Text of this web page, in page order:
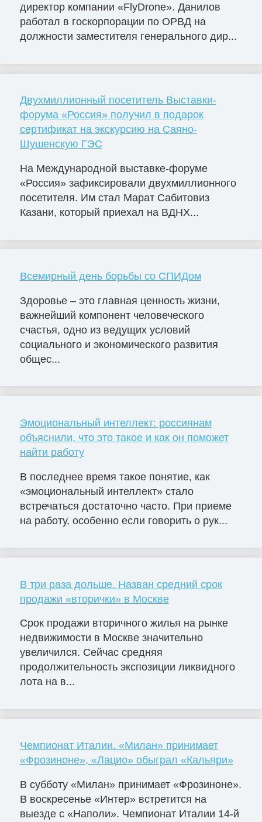
директор компании «FlyDrone». Данилов
работал в госкорпорации по ОРВД на
должности заместителя генерального дир...
Двухмиллионный посетитель Выставки-
форума «Россия» получил в подарок
сертификат на экскурсию на Саяно-
Шушенскую ГЭС
На Международной выставке-форуме
«Россия» зафиксировали двухмиллионного
посетителя. Им стал Марат Сабитовиз
Казани, который приехал на ВДНХ...
Всемирный день борьбы со СПИДом
Здоровье – это главная ценность жизни,
важнейший компонент человеческого
счастья, одно из ведущих условий
социального и экономического развития
общес...
Эмоциональный интеллект: россиянам
объяснили, что это такое и как он поможет
найти работу
В последнее время такое понятие, как
«эмоциональный интеллект» стало
встречаться достаточно часто. При приеме
на работу, особенно если говорить о рук...
В три раза дольше. Назван средний срок
продажи «вторички» в Москве
Срок продажи вторичного жилья на рынке
недвижимости в Москве значительно
увеличился. Сейчас средняя
продолжительность экспозиции ликвидного
лота на в...
Чемпионат Италии. «Милан» принимает
«Фрозиноне», «Лацио» обыграл «Кальяри»
В субботу «Милан» принимает «Фрозиноне».
В воскресенье «Интер» встретится на
выезде с «Наполи». Чемпионат Италии 14-й